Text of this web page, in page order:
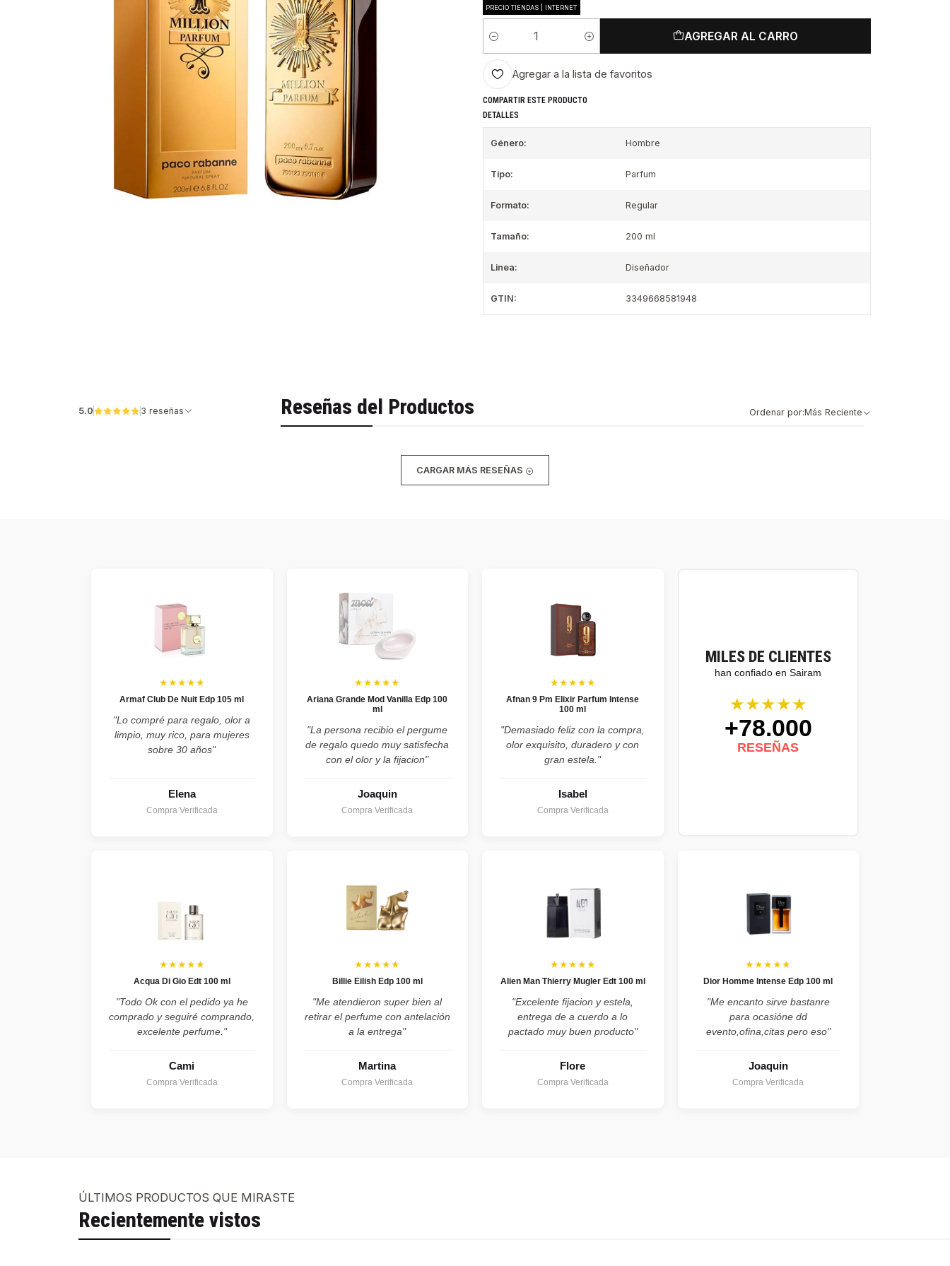
PRECIO TIENDAS | INTERNET
Cantidad
AGREGAR AL CARRO
Agregar a la lista de favoritos
COMPARTIR ESTE PRODUCTO
DETALLES
Género: Hombre
Tipo: Parfum
Formato: Regular
Tamaño: 200 ml
Linea: Diseñador
GTIN: 3349668581948
Reseñas del Productos
5.0 3 reseñas Ordenar por:Más Reciente
CARGAR MÁS RESEÑAS
MILES DE CLIENTES
han confiado en Sairam
★★★★★
+78.000
RESEÑAS
★★★★★
Armaf Club De Nuit Edp 105 ml
"Lo compré para regalo, olor a
limpio, muy rico, para mujeres
sobre 30 años"
Elena
Compra Verificada
★★★★★
Ariana Grande Mod Vanilla Edp 100
ml
"La persona recibio el pergume
de regalo quedo muy satisfecha
con el olor y la fijacion"
Joaquin
Compra Verificada
★★★★★
Afnan 9 Pm Elixir Parfum Intense
100 ml
"Demasiado feliz con la compra,
olor exquisito, duradero y con
gran estela."
Isabel
Compra Verificada
★★★★★
Acqua Di Gio Edt 100 ml
"Todo Ok con el pedido ya he
comprado y seguiré comprando,
excelente perfume."
Cami
Compra Verificada
★★★★★
Billie Eilish Edp 100 ml
"Me atendieron super bien al
retirar el perfume con antelación
a la entrega"
Martina
Compra Verificada
★★★★★
Alien Man Thierry Mugler Edt 100 ml
"Excelente fijacion y estela,
entrega de a cuerdo a lo
pactado muy buen producto"
Flore
Compra Verificada
★★★★★
Dior Homme Intense Edp 100 ml
"Me encanto sirve bastanre
para ocasióne dd
evento,ofina,citas pero eso"
Joaquin
Compra Verificada
ÚLTIMOS PRODUCTOS QUE MIRASTE
Recientemente vistos